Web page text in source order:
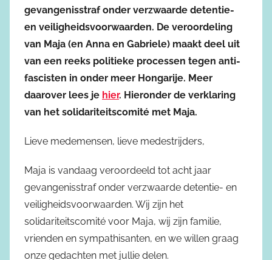
gevangenisstraf onder verzwaarde detentie-
en veiligheidsvoorwaarden. De veroordeling
van Maja (en Anna en Gabriele) maakt deel uit
van een reeks politieke processen tegen anti-
fascisten in onder meer Hongarije. Meer
daarover lees je hier. Hieronder de verklaring
van het solidariteitscomité met Maja.
Lieve medemensen, lieve medestrijders,
Maja is vandaag veroordeeld tot acht jaar
gevangenisstraf onder verzwaarde detentie- en
veiligheidsvoorwaarden. Wij zijn het
solidariteitscomité voor Maja, wij zijn familie,
vrienden en sympathisanten, en we willen graag
onze gedachten met jullie delen.